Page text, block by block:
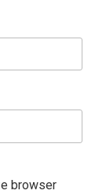
browser